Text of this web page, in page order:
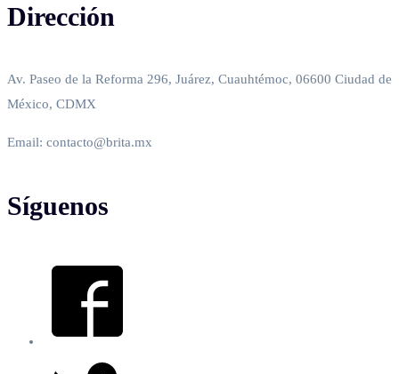
Dirección
Av. Paseo de la Reforma 296, Juárez, Cuauhtémoc, 06600 Ciudad de
México, CDMX
Email: contacto@brita.mx
Síguenos